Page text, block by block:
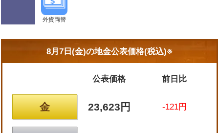
外貨両替
8月7日(金)の地金公表価格(税込)※
公表価格 前日比
金 23,623円 -121円